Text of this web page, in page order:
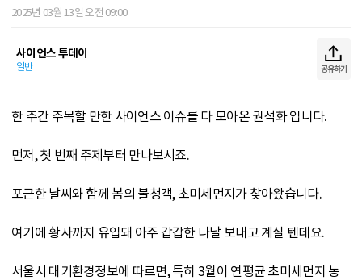
2025년 03월 13일 오전 09:00
사이언스 투데이
일반 공유하기
한 주간 주목할 만한 사이언스 이슈를 다 모아온 권석화 입니다.
먼저, 첫 번째 주제부터 만나보시죠.
포근한 날씨와 함께 봄의 불청객, 초미세먼지가 찾아왔습니다.
여기에 황사까지 유입돼 아주 갑갑한 나날 보내고 계실 텐데요.
서울시 대기환경정보에 따르면, 특히 3월이 연평균 초미세먼지 농